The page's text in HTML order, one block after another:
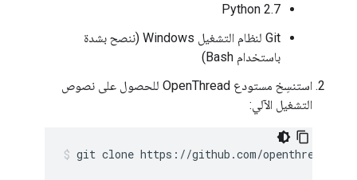
Python 2.7
‫Git لنظام التشغيل Windows (ننصح بشدة
باستخدام Bash)
استنسِخ مستودع OpenThread للحصول على نصوص
التشغيل الآلي:
git clone https://github.com/openthread/